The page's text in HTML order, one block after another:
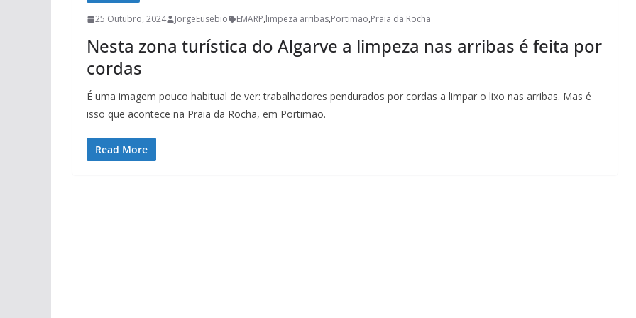
25 Outubro, 2024 JorgeEusebio EMARP,limpeza arribas,Portimão,Praia da Rocha
Nesta zona turística do Algarve a limpeza nas arribas é feita por
cordas
É uma imagem pouco habitual de ver: trabalhadores pendurados por cordas a limpar o lixo nas arribas. Mas é
isso que acontece na Praia da Rocha, em Portimão.
Read More